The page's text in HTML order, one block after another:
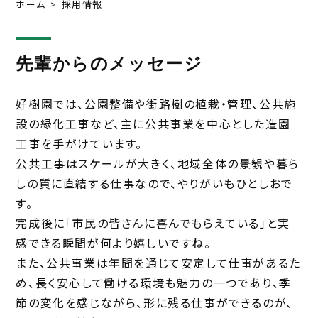
ホーム 採用情報
先輩からのメッセージ
好樹園では、公園整備や街路樹の植栽・管理、公共施
設の緑化工事など、主に公共事業を中心とした造園
工事を手がけています。
公共工事はスケールが大きく、地域全体の景観や暮ら
しの質に直結する仕事なので、やりがいもひとしおで
す。
完成後に「市民の皆さんに喜んでもらえている」と実
感できる瞬間が何より嬉しいですね。
また、公共事業は年間を通じて安定して仕事があるた
め、長く安心して働ける環境も魅力の一つであり、季
節の変化を感じながら、形に残る仕事ができるのが、